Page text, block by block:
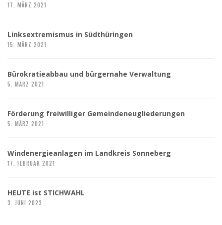
17. MÄRZ 2021
Linksextremismus in Südthüringen
15. MÄRZ 2021
Bürokratieabbau und bürgernahe Verwaltung
5. MÄRZ 2021
Förderung freiwilliger Gemeindeneugliederungen
5. MÄRZ 2021
Windenergieanlagen im Landkreis Sonneberg
17. FEBRUAR 2021
HEUTE ist STICHWAHL
3. JUNI 2023